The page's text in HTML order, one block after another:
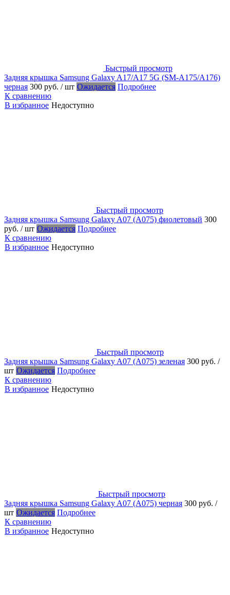
Быстрый просмотр
Задняя крышка Samsung Galaxy A17/A17 5G (SM-A175/A176)
черная 300 руб. / шт Ожидается Подробнее
К сравнению
В избранное Недоступно
Быстрый просмотр
Задняя крышка Samsung Galaxy A07 (A075) фиолетовый 300
руб. / шт Ожидается Подробнее
К сравнению
В избранное Недоступно
Быстрый просмотр
Задняя крышка Samsung Galaxy A07 (A075) зеленая 300 руб. /
шт Ожидается Подробнее
К сравнению
В избранное Недоступно
Быстрый просмотр
Задняя крышка Samsung Galaxy A07 (A075) черная 300 руб. /
шт Ожидается Подробнее
К сравнению
В избранное Недоступно